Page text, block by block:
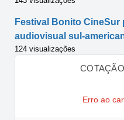
Festival Bonito
audiovisual sul-
124 visualizações
Erro ao